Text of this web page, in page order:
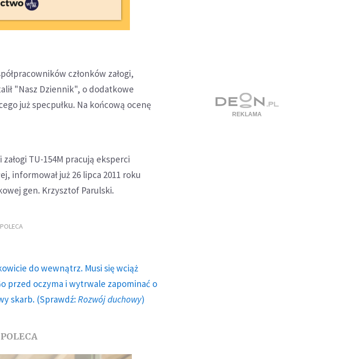
członków załogi,
"Nasz Dziennik", o dodatkowe
już specpułku. Na końcową ocenę
TU-154M pracują eksperci
informował już 26 lipca 2011 roku
gen. Krzysztof Parulski.
do wewnątrz. Musi się wciąż
przed oczyma i wytrwale zapominać o
skarb. (Sprawdź: Rozwój duchowy)